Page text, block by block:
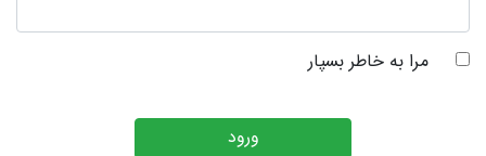
مرا به خاطر بسپار
ورود